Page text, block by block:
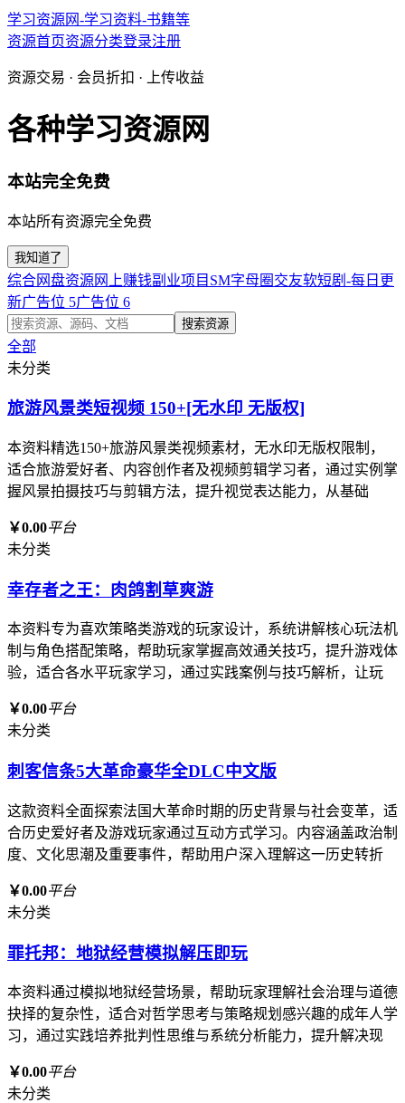
学习资源网-学习资料-书籍等
资源首页资源分类登录注册
资源交易 · 会员折扣 · 上传收益
各种学习资源网
本站完全免费
本站所有资源完全免费
我知道了
综合网盘资源 网上赚钱副业项目 SM字母圈交友软短剧-每日更
新广告位 5广告位 6
搜索资源
全部
未分类
旅游风景类短视频 150+[无水印 无版权]
本资料精选150+旅游风景类视频素材，无水印无版权限制，
适合旅游爱好者、内容创作者及视频剪辑学习者，通过实例掌
握风景拍摄技巧与剪辑方法，提升视觉表达能力，从基础
￥0.00平台
未分类
幸存者之王：肉鸽割草爽游
本资料专为喜欢策略类游戏的玩家设计，系统讲解核心玩法机
制与角色搭配策略，帮助玩家掌握高效通关技巧，提升游戏体
验，适合各水平玩家学习，通过实践案例与技巧解析，让玩
￥0.00平台
未分类
刺客信条5大革命豪华全DLC中文版
这款资料全面探索法国大革命时期的历史背景与社会变革，适
合历史爱好者及游戏玩家通过互动方式学习。内容涵盖政治制
度、文化思潮及重要事件，帮助用户深入理解这一历史转折
￥0.00平台
未分类
罪托邦：地狱经营模拟解压即玩
本资料通过模拟地狱经营场景，帮助玩家理解社会治理与道德
抉择的复杂性，适合对哲学思考与策略规划感兴趣的成年人学
习，通过实践培养批判性思维与系统分析能力，提升解决现
￥0.00平台
未分类